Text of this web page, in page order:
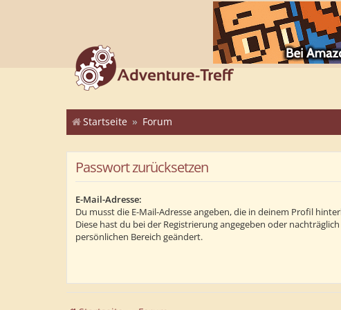
Startseite Forum
Passwort zurücksetzen
E-Mail-Adresse:
Du musst die E-Mail-Adresse angeben, die in deinem Profil
Diese hast du bei der Registrierung angegeben oder
persönlichen Bereich geändert.